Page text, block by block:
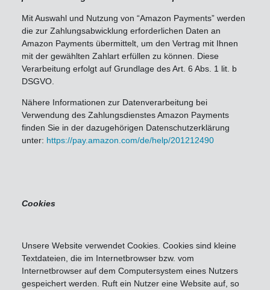
Mit Auswahl und Nutzung von “Amazon Payments” werden
die zur Zahlungsabwicklung erforderlichen Daten an
Amazon Payments übermittelt, um den Vertrag mit Ihnen
mit der gewählten Zahlart erfüllen zu können. Diese
Verarbeitung erfolgt auf Grundlage des Art. 6 Abs. 1 lit. b
DSGVO.
Nähere Informationen zur Datenverarbeitung bei
Verwendung des Zahlungsdienstes Amazon Payments
finden Sie in der dazugehörigen Datenschutzerklärung
unter: https://pay.amazon.com/de/help/201212490
Cookies
Unsere Website verwendet Cookies. Cookies sind kleine
Textdateien, die im Internetbrowser bzw. vom
Internetbrowser auf dem Computersystem eines Nutzers
gespeichert werden. Ruft ein Nutzer eine Website auf, so